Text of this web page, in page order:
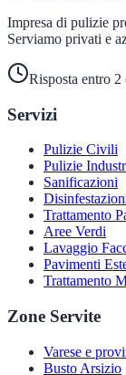
Impresa di pulizie
Serviamo privati e
Risposta entro 2
Servizi
Pulizie Civili
Pulizie
Sanificazioni
Trattamento
Aree Verdi
Lavaggio
Pavimenti
Trattamento
Zone Servite
Varese e
Busto Arsizio